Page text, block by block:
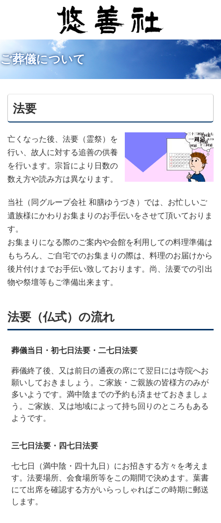
ご葬儀について
法要
亡くなった後、法要（霊祭）を
行い、故人に対する追善の供養
を行います。宗旨により日数の
数え方や読み方は異なります。
当社（同グループ会社 和膳ゆうづき）では、お忙しいご
遺族様にかわりお集まりのお手伝いをさせて頂いておりま
す。
お集まりになる際のご案内や会館を利用しての料理準備は
もちろん、ご自宅でのお集まりの際は、料理のお届けから
後片付けまでお手伝い致しております。尚、法要での引出
物や祭壇等もご準備出来ます。
法要（仏式）の流れ
葬儀当日・初七日法要・二七日法要
葬儀終了後、又は前日の通夜の席にて翌日には寺院へお
願いしておきましょう。ご家族・ご親族の皆様方のみが
多いようです。満中陰までの予約も済ませておきましょ
う。ご家族、又は地域によって持ち回りのところもある
ようです。
三七日法要・四七日法要
七七日（満中陰・四十九日）にお招きする方々を考えま
す。法要場所、会食場所等をこの期間で決めます。葉書
にて出席を確認する方がいらっしゃればこの時期に郵送
します。